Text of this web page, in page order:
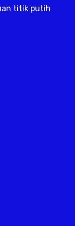
titik putih